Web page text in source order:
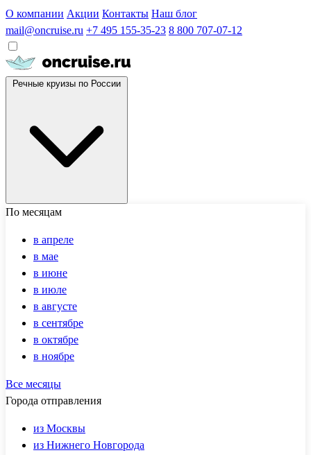
О компании Акции Контакты Наш блог
mail@oncruise.ru +7 495 155-35-23 8 800 707-07-12
По месяцам
в апреле
в мае
в июне
в июле
в августе
в сентябре
в октябре
в ноябре
Все месяцы
Города отправления
из Москвы
из Нижнего Новгорода